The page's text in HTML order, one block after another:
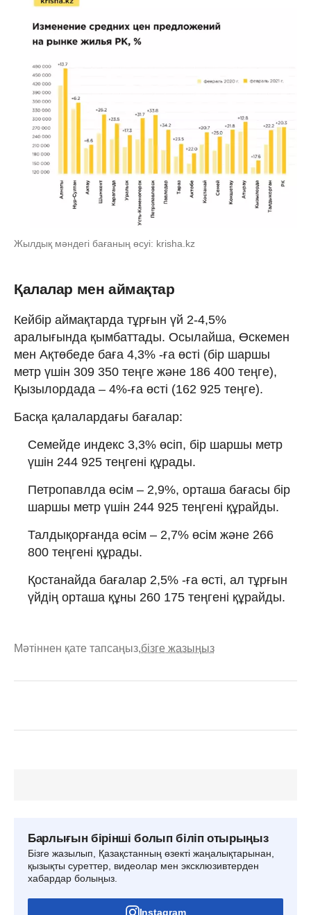
Жылдық мәндегі бағаның өсуі: krisha.kz
Қалалар мен аймақтар
Кейбір аймақтарда тұрғын үй 2-4,5%
аралығында қымбаттады. Осылайша, Өскемен
мен Ақтөбеде баға 4,3% -ға өсті (бір шаршы
метр үшін 309 350 теңге және 186 400 теңге),
Қызылордада – 4%-ға өсті (162 925 теңге).
Басқа қалалардағы бағалар:
Семейде индекс 3,3% өсіп, бір шаршы метр
үшін 244 925 теңгені құрады.
Петропавлда өсім – 2,9%, орташа бағасы бір
шаршы метр үшін 244 925 теңгені құрайды.
Талдықорғанда өсім – 2,7% өсім және 266
800 теңгені құрады.
Қостанайда бағалар 2,5% -ға өсті, ал тұрғын
үйдің орташа құны 260 175 теңгені құрайды.
Мәтіннен қате тапсаңыз,бізге жазыңыз
Барлығын бірінші болып біліп отырыңыз
Бізге жазылып, Қазақстанның өзекті жаңалықтарынан,
қызықты суреттер, видеолар мен эксклюзивтерден
хабардар болыңыз.
Instagram